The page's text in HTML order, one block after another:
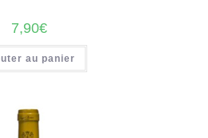
7,90€
au panier